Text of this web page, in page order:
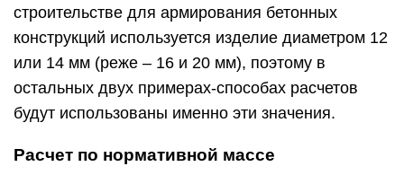
строительстве для армирования бетонных
конструкций используется изделие диаметром 12
или 14 мм (реже – 16 и 20 мм), поэтому в
остальных двух примерах-способах расчетов
будут использованы именно эти значения.
Расчет по нормативной массе